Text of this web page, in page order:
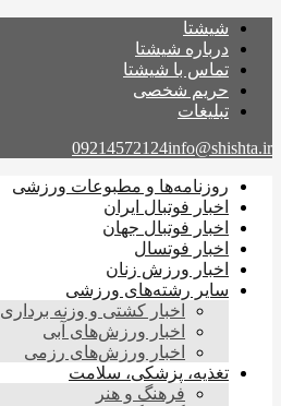
شیشتا
درباره شیشتا
تماس با شیشتا
حریم شخصی
تبلیغات
09214572124info@shishta.ir
روزنامه‌ها و مطبوعات ورزشی
اخبار فوتبال ایران
اخبار فوتبال جهان
اخبار فوتسال
اخبار ورزش زنان
سایر رشته‌های ورزشی
اخبار کشتی و وزنه برداری
اخبار ورزش‌های آبی
اخبار ورزش‌های رزمی
تغذیه، پزشکی، سلامت
فرهنگ و هنر